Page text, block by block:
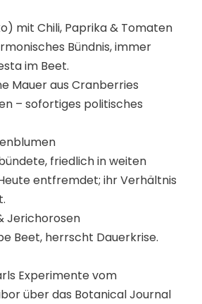
mit Chili, Paprika & Tomaten
Bündnis, immer
im Beet.
Mauer aus Cranberries
– sofortiges politisches
friedlich in weiten
entfremdet; ihr Verhältnis
Jerichorosen
Beet, herrscht Dauerkrise.
Experimente vom
über das Botanical Journal